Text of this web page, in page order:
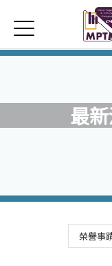
首頁
檔案下載
最